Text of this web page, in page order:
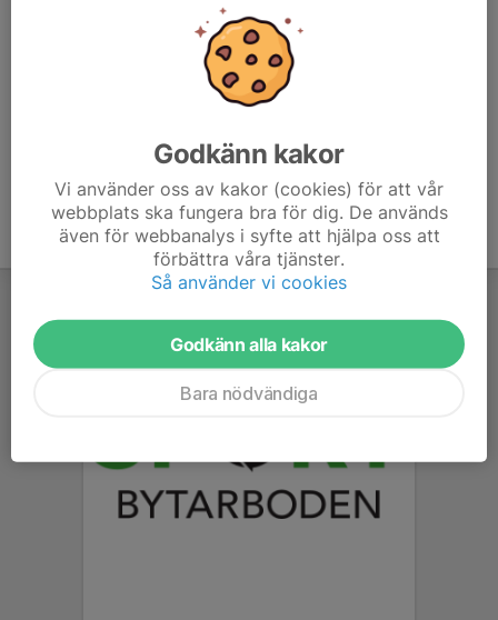
Godkänn kakor
Vi använder oss av kakor (cookies) för att vår
webbplats ska fungera bra för dig. De används
även för webbanalys i syfte att hjälpa oss att
förbättra våra tjänster.
Så använder vi cookies
Godkänn alla kakor
Bara nödvändiga